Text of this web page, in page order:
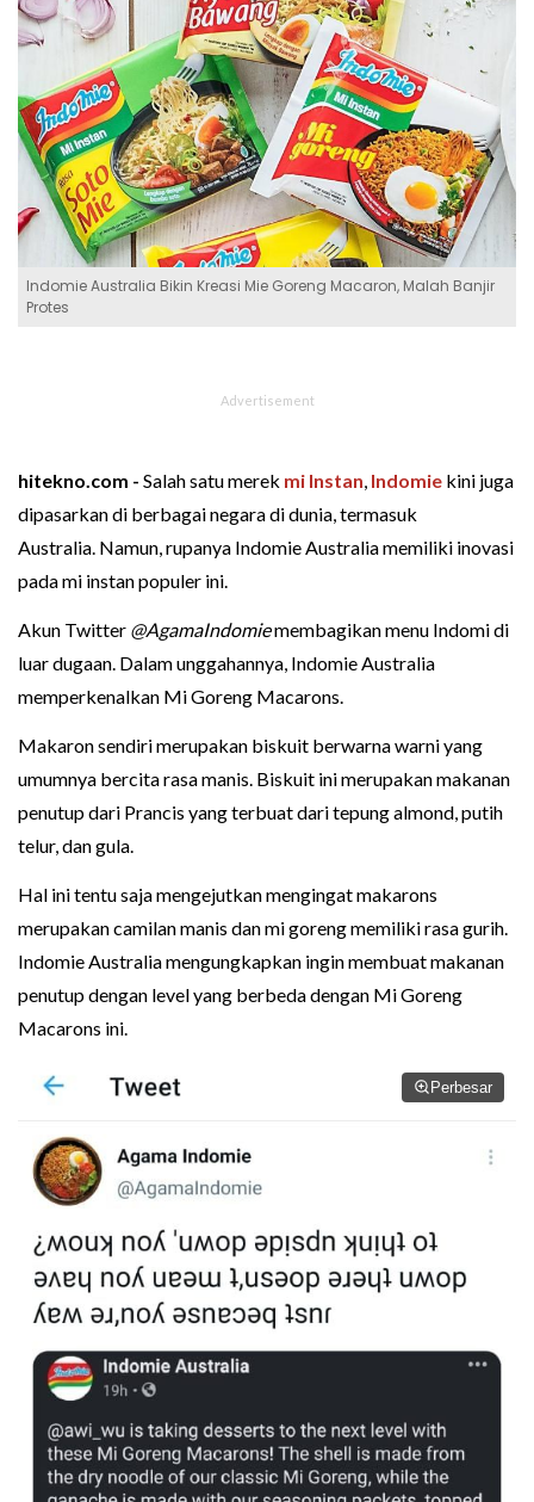
Indomie Australia Bikin Kreasi Mie Goreng Macaron, Malah Banjir
Protes
hitekno.com - Salah satu merek mi Instan, Indomie kini juga
dipasarkan di berbagai negara di dunia, termasuk
Australia. Namun, rupanya Indomie Australia memiliki inovasi
pada mi instan populer ini.
Akun Twitter @AgamaIndomiemembagikan menu Indomi di
luar dugaan. Dalam unggahannya, Indomie Australia
memperkenalkan Mi Goreng Macarons.
Makaron sendiri merupakan biskuit berwarna warni yang
umumnya bercita rasa manis. Biskuit ini merupakan makanan
penutup dari Prancis yang terbuat dari tepung almond, putih
telur, dan gula.
Hal ini tentu saja mengejutkan mengingat makarons
merupakan camilan manis dan mi goreng memiliki rasa gurih.
Indomie Australia mengungkapkan ingin membuat makanan
penutup dengan level yang berbeda dengan Mi Goreng
Macarons ini.
Perbesar